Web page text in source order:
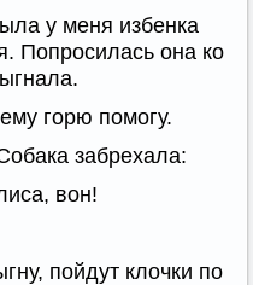
у меня избенка
Попросилась она ко
горю помогу.
забрехала:
вон!
пойдут клочки по